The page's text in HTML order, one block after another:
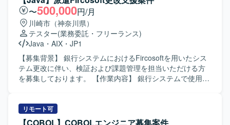
業務を推進し、周囲と連携しながら改善提案や運用高度化
に取り組んでいただける方が望ましいです。 【ポジション
の魅力】 高セキュリティ環境における基盤再構築および運
用移管の上流から携わることができ、JP1およびIaCを活用
した運用設計・構築の経験を深めることができます。顧客
との直接コミュニケーションを通じて、要件定義や課題解
決のスキルも伸ばせるポジションです。 【開発環境】
Talend を用いたマスタデータ連携基盤、高セキュリティ環
境（SDPF）上でのAnsibleによるIaCベースの基盤構築、お
します。
〜500,000円/月
川崎市（神奈川県）
テスター(業務委託・フリーランス)
Java ・ AIX ・ JP1
【募集背景】 銀行システムにおけるFircosoftを用いたシス
テム更改に伴い、検証および課題管理を担当いただける方
を募集しております。 【作業内容】 銀行システムで使用し
作成や再鑑、テスト実施およびエビデンスの再鑑などを行
っていただきます。 【求める人物像】 システム更改案件に
リモート可